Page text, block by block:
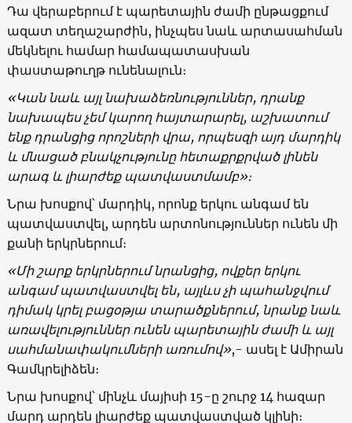
Դա վերաբերում է պարետային ժամի ընթացքում
ազատ տեղաշարժին, ինչպես նաև արտասահման
մեկնելու համար համապատասխան
փաստաթուղթ ունենալուն։
«Կան նաև այլ նախաձեռնություններ, դրանք
նախապես չեմ կարող հայտարարել, աշխատում
ենք դրանցից որոշների վրա, որպեսզի այդ մարդիկ
և մնացած բնակչությունը հետաքրքրված լինեն
արագ և լիարժեք պատվաստմամբ»։
Նրա խոսքով՝ մարդիկ, որոնք երկու անգամ են
պատվաստվել, արդեն արտոնություններ ունեն մի
քանի երկրներում։
«Մի շարք երկրներումնրանցից, ովքերերկու
անգամ պատվաստվել են, այլևս չի պահանջվում
դիմակ կրել բացօթյա տարածքներում, նրանք նաև
առավելություններ ունեն պարետային ժամի և այլ
սահմանափակումների առումով»,- ասել է Ամիրան
Գամկրելիձեն։
Նրա խոսքով՝ մինչև մայիսի 15-ը շուրջ 14 հազար
մարդ արդեն լիարժեք պատվաստված կլինի։